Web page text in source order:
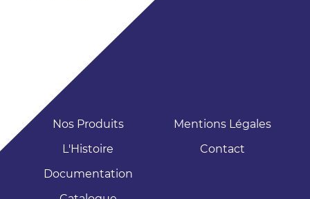
Nos Produits
L'Histoire
Documentation
Mentions Légales
Contact